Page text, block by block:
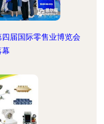
届国际零售业博览会
幕